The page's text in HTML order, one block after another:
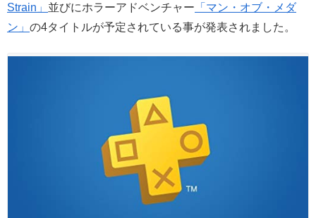
Strain」 並びにホラーアドベンチャー 「マン・オブ・メダ
ン」 の4タイトルが予定されている事が発表されました。